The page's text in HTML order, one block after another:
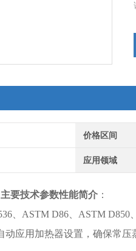
价格区间
应用领域
主要技术参数性能简介 ：
、ASTM D86、ASTM D850
应用加热器设置，确保常